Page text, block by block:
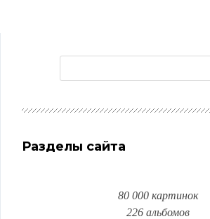
Разделы сайта
80 000 картинок
226 альбомов